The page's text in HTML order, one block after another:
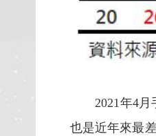
2021年4月
也是近年來最